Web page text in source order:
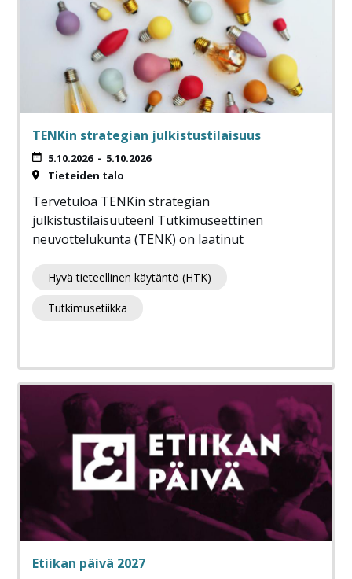
TENKin strategian julkistustilaisuus
5.10.2026- 5.10.2026
Tieteiden talo
Tervetuloa TENKin strategian
julkistustilaisuuteen! Tutkimuseettinen
neuvottelukunta (TENK) on laatinut
Hyvä tieteellinen käytäntö (HTK)
Tutkimusetiikka
Etiikan päivä 2027